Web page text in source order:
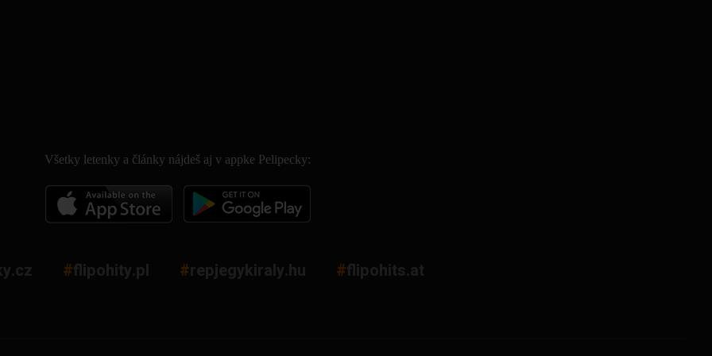
Všetky letenky a články nájdeš aj v appke Pelipecky:
#flipohity.pl #repjegykiraly.hu #flipohits.at